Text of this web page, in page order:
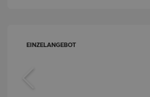
EINZELANGEBOT